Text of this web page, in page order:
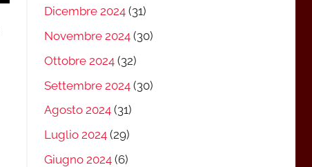
Dicembre 2024(31)
Novembre 2024(30)
Ottobre 2024(32)
Settembre 2024(30)
Agosto 2024(31)
Luglio 2024(29)
Giugno 2024(6)